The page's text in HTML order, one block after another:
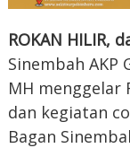
ROKAN HILIR,
Sinembah AKP
MH menggelar
dan kegiatan
Bagan